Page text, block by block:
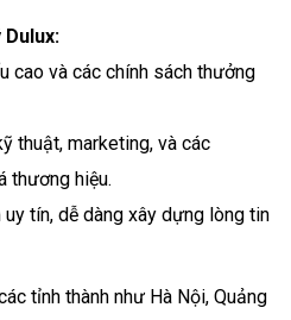
cao và các chính sách thưởng
thuật, marketing, và các
thương hiệu.
tín, dễ dàng xây dựng lòng tin
tỉnh thành như Hà Nội, Quảng